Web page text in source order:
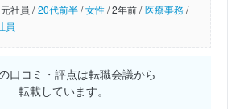
社員 / 20代前半/女性/2年前 / 医療事務/
員
口コミ・評点は転職会議から
転載しています。